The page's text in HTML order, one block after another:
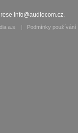
info@audiocom.cz.
a.s. | Podmínky používání